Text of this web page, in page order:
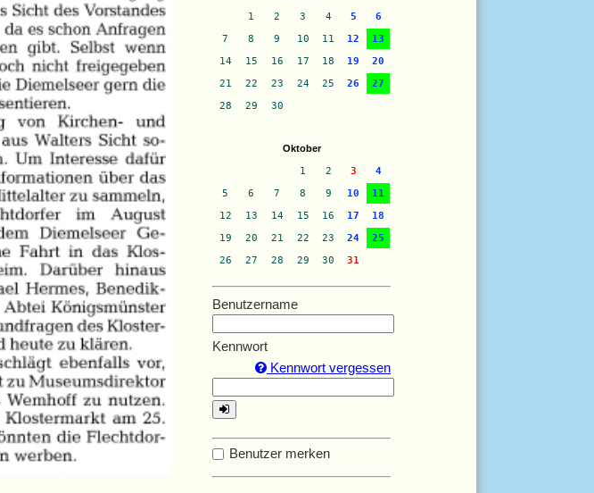
1 2 3 4 5
6
7
8 9 10 11 12
13
14
15 16 17 18 19
20
21
22 23 24 25 26
27
28
29 30
Oktober
1 2 3
4
5
6 7 8 9 10
11
12
13 14 15 16 17
18
19
20 21 22 23 24
25
26
27 28 29 30 31
Benutzername
Kennwort
Kennwort vergessen
Benutzer merken